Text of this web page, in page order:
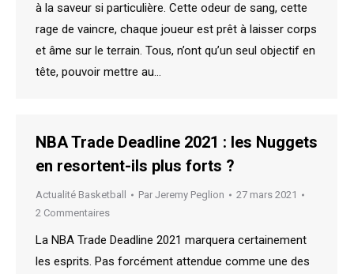
à la saveur si particulière. Cette odeur de sang, cette
rage de vaincre, chaque joueur est prêt à laisser corps
et âme sur le terrain. Tous, n’ont qu’un seul objectif en
tête, pouvoir mettre au…
NBA Trade Deadline 2021 : les Nuggets
en resortent-ils plus forts ?
Actualité Basketball Par Jeremy Peglion
27 mars 2021
2 Commentaires
La NBA Trade Deadline 2021 marquera certainement
les esprits. Pas forcément attendue comme une des